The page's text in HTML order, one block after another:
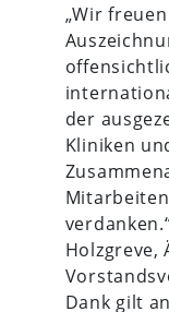
„Wir
der
Kliniken
Dank gilt